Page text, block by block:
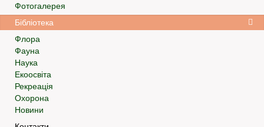
Фотогалерея
Бібліотека
Флора
Фауна
Наука
Екоосвіта
Рекреація
Охорона
Новини